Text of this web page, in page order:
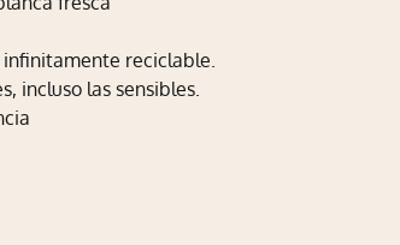
reciclable.
incluso las sensibles.